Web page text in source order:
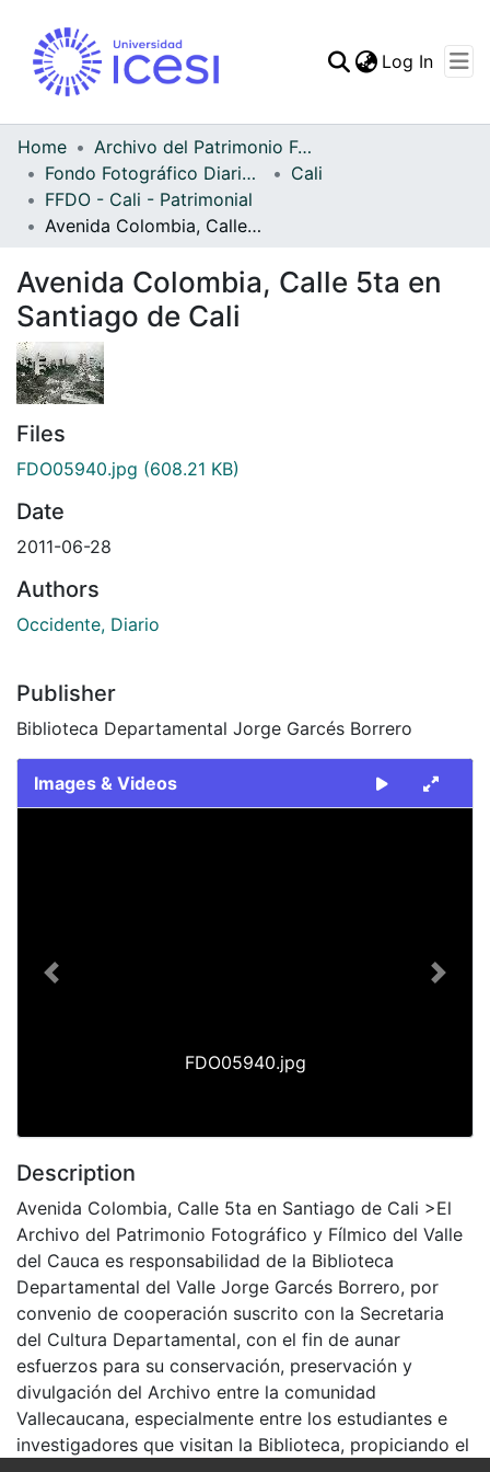
Statistics
Log In
Home
Archivo del Patrimonio Fotográfico y Fílmico del Valle del Cauca
Fondo Fotográfico Diario Occidente
Cali
FFDO - Cali - Patrimonial
Avenida Colombia, Calle 5ta en Santiago de Cali
Avenida Colombia, Calle 5ta en
Santiago de Cali
Files
FDO05940.jpg (608.21 KB)
Date
2011-06-28
Authors
Occidente, Diario
Publisher
Biblioteca Departamental Jorge Garcés Borrero
Images & Videos
FDO05940.jpg
Previous Next
Description
Avenida Colombia, Calle 5ta en Santiago de Cali >El
Archivo del Patrimonio Fotográfico y Fílmico del Valle
del Cauca es responsabilidad de la Biblioteca
Departamental del Valle Jorge Garcés Borrero, por
convenio de cooperación suscrito con la Secretaria
del Cultura Departamental, con el fin de aunar
esfuerzos para su conservación, preservación y
divulgación del Archivo entre la comunidad
Vallecaucana, especialmente entre los estudiantes e
investigadores que visitan la Biblioteca, propiciando el